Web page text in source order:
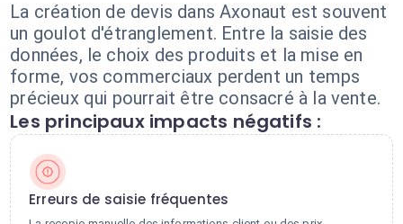
La création de devis dans Axonaut est souvent
un goulot d'étranglement. Entre la saisie des
données, le choix des produits et la mise en
forme, vos commerciaux perdent un temps
précieux qui pourrait être consacré à la vente.
Les principaux impacts négatifs :
Erreurs de saisie fréquentes